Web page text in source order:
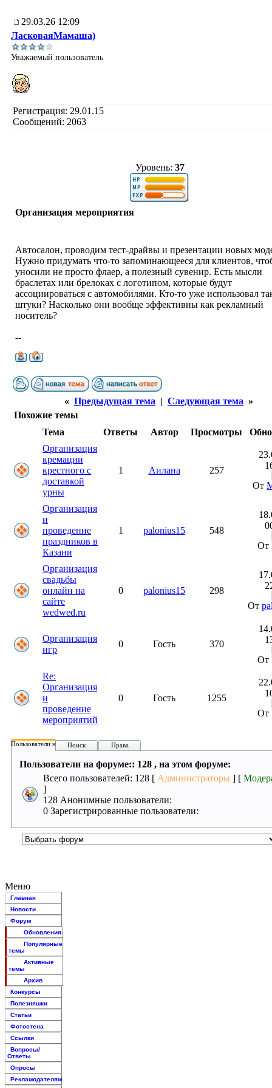
29.03.26 12:09
ЛасковаяМамаша)
Уважаемый пользователь
Регистрация: 29.01.15
Сообщений: 2063
Уровень: 37
Организация мероприятия
Автосалон, проводим тест-драйвы и презентации новых
Нужно придумать что-то запоминающееся для клиентов,
уносили не просто флаер, а полезный сувенир. Есть мысли
браслетах или брелоках с логотипом, которые будут
ассоциироваться с автомобилями. Кто-то уже использовал
штуки? Насколько они вообще эффективны как рекламный
носитель?
--
« Предыдущая тема | Следующая тема »
Похожие темы
Тема
Ответы Автор Просмотры
Организация
кремации
крестного с
доставкой
урны
1 Аилана 257
От
Организация
и
проведение
праздников в
Казани
1 palonius15 548
От
Организация
свадьбы
онлайн на
сайте
wedwed.ru
0 palonius15 298
От
Организация
игр
0 Гость 370
От
Re:
Организация
и
проведение
мероприятий
0 Гость 1255
От
Пользователи на форуме:
Поиск Права
Пользователи на форуме:: 128 , на этом форуме:
Всего пользователей: 128 [ Администраторы ] [
]
128 Анонимные пользователи:
0 Зарегистрированные пользователи:
Меню
Главная
Новости
Форум
Обновления
Популярные
темы
Активные
темы
Архив
Конкурсы
Полезняшки
Статьи
Фотостена
Ссылки
Вопросы/
Ответы
Опросы
Рекламодателям